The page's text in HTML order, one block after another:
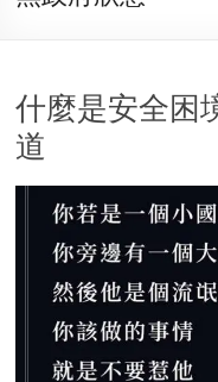
什麼是安全困
道